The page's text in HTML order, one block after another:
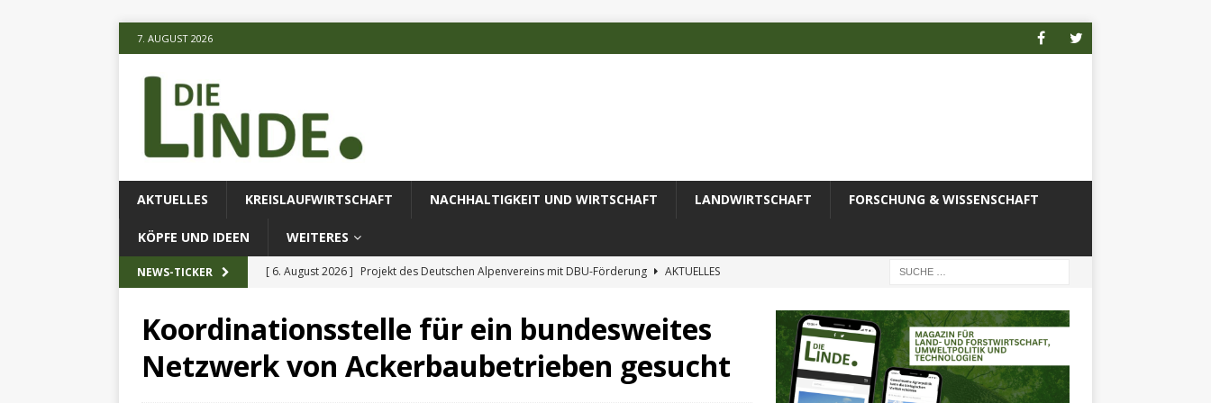
7. AUGUST 2026
AKTUELLES KREISLAUFWIRTSCHAFT NACHHALTIGKEIT UND WIRTSCHAFT LANDWIRTSCHAFT FORSCHUNG & WISSENSCHAFT
KÖPFE UND IDEEN WEITERES
NEWS-TICKER [ 6. August 2026 ] Projekt des Deutschen Alpenvereins mit DBU-Förderung
AKTUELLES
[ 7. August 2026 ] Waldstress: Borkenkäfer und Brände AKTUELLES
Koordinationsstelle für ein bundesweites
Netzwerk von Ackerbaubetrieben gesucht